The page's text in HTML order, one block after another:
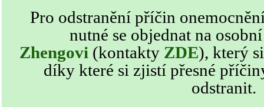
Pro odstranění příčin
nutné se objednat na
Zhengovi (kontakty ZDE), který
díky které si zjistí přesné
odstranit.